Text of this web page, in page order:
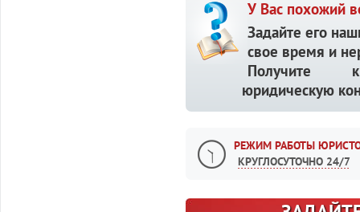
У Вас похожий
Задайте его
свое время и
Получите
юридическую
РЕЖИМ РАБОТЫ
КРУГЛОСУТОЧНО 24/7